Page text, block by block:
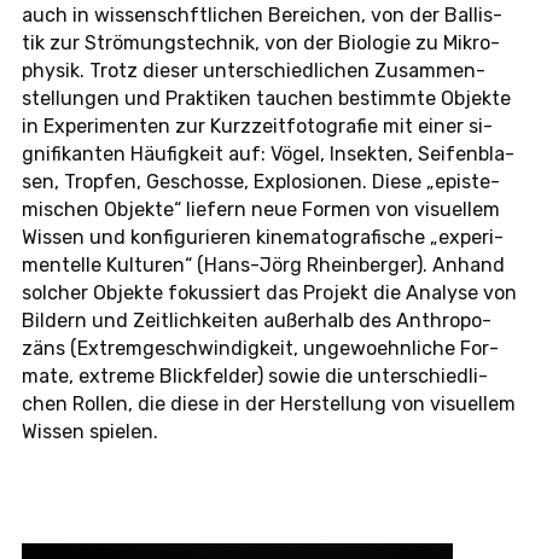
auch in wis­senschft­li­chen Be­rei­chen, von der Bal­lis­
tik zur Strö­mungs­tech­nik, von der Bio­lo­gie zu Mi­kro­
phy­sik. Trotz dieser un­ter­schied­li­chen Zu­sam­men­
stel­lun­gen und Prak­ti­ken tau­chen be­stimm­te Ob­jek­te
in Ex­pe­ri­men­ten zur Kurz­zeit­fo­to­gra­fie mit einer si­
gni­fi­kan­ten Häu­fig­keit auf: Vögel, In­sek­ten, Sei­fen­bla­
sen, Trop­fen, Ge­schos­se, Ex­plo­sio­nen. Diese „epis­te­
mi­schen Ob­jek­te“ lie­fern neue Formen von vi­su­el­lem
Wissen und kon­fi­gu­rie­ren ki­ne­ma­to­gra­fi­sche „ex­pe­ri­
men­tel­le Kul­tu­ren“ (Hans-Jörg Rhein­ber­ger). Anhand
sol­cher Ob­jek­te fo­kus­siert das Pro­jekt die Ana­ly­se von
Bil­dern und Zeit­lich­kei­ten au­ßer­halb des An­thro­po­
zäns (Ex­trem­ge­schwin­dig­keit, un­ge­wo­ehn­li­che For­
ma­te, ex­tre­me Blick­fel­der) sowie die un­ter­schied­li­
chen Rollen, die diese in der Her­stel­lung von vi­su­el­lem
Wissen spie­len.